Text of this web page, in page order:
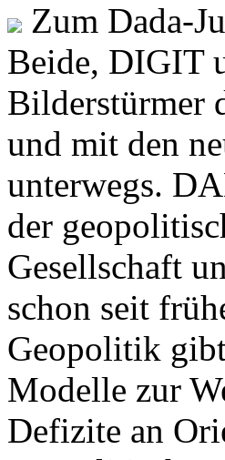
Zum Dada-
Beide, DIGIT
Bilderstürmer
und mit den
unterwegs.
der
Gesellschaft
schon seit
Geopolitik
Modelle zur
Defizite an